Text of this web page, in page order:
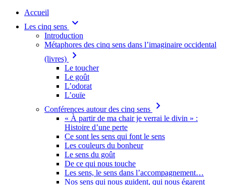
Accueil
Les cinq sens keyboard_arrow_down
Introduction
Métaphores des cinq sens dans l’imaginaire occidental
(livres)
chevron_right
Le toucher
Le goût
L’odorat
L’ouïe
Conférences autour des cinq sens
chevron_right
« À partir de ma chair je verrai le divin » :
Histoire d’une perte
Ce sont les sens qui font le sens
Les couleurs du bonheur
Le sens du goût
De ce qui nous touche
Les sens, le sens dans l’accompagnement…
Nos sens qui nous guident, qui nous égarent